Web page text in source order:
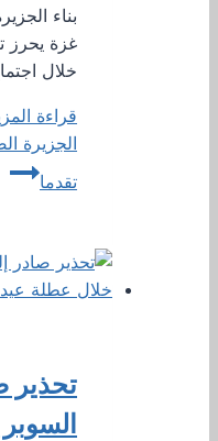
بناء
غزة يحرز
خلال
قراءة
الجزيرة
تقدما
تحذير